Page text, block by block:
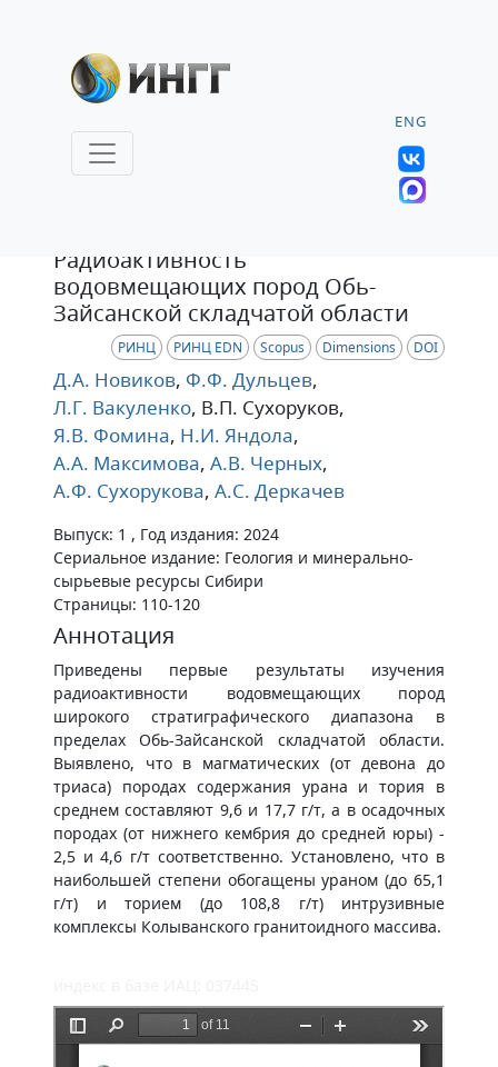
ENG
Радиоактивность
водовмещающих пород Обь-
Зайсанской складчатой области
РИНЦ РИНЦ EDN Scopus Dimensions DOI
Д.А. Новиков, Ф.Ф. Дульцев,
Л.Г. Вакуленко, В.П. Сухоруков,
Я.В. Фомина, Н.И. Яндола,
А.А. Максимова, А.В. Черных,
А.Ф. Сухорукова, А.С. Деркачев
Выпуск: 1 , Год издания: 2024
Сериальное издание: Геология и минерально-
сырьевые ресурсы Сибири
Страницы: 110-120
Аннотация
Приведены первые результаты изучения
радиоактивности водовмещающих пород
широкого стратиграфического диапазона в
пределах Обь-Зайсанской складчатой области.
Выявлено, что в магматических (от девона до
триаса) породах содержания урана и тория в
среднем составляют 9,6 и 17,7 г/т, а в осадочных
породах (от нижнего кембрия до средней юры) -
2,5 и 4,6 г/т соответственно. Установлено, что в
наибольшей степени обогащены ураном (до 65,1
г/т) и торием (до 108,8 г/т) интрузивные
комплексы Колыванского гранитоидного массива.